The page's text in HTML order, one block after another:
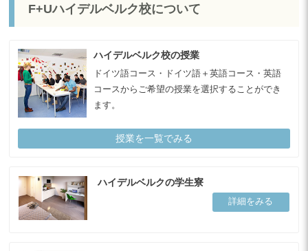
F+Uハイデルベルク校について
ハイデルベルク校の授業
ドイツ語コース・ドイツ語＋英語コース・英語
コースからご希望の授業を選択することができ
ます。
授業を一覧でみる
ハイデルベルクの学生寮
詳細をみる